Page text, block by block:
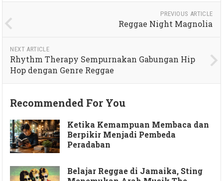
PREVIOUS ARTICLE
Reggae Night Magnolia
NEXT ARTICLE
Rhythm Therapy Sempurnakan Gabungan Hip
Hop dengan Genre Reggae
Recommended For You
Ketika Kemampuan Membaca dan
Berpikir Menjadi Pembeda
Peradaban
Belajar Reggae di Jamaika, Sting